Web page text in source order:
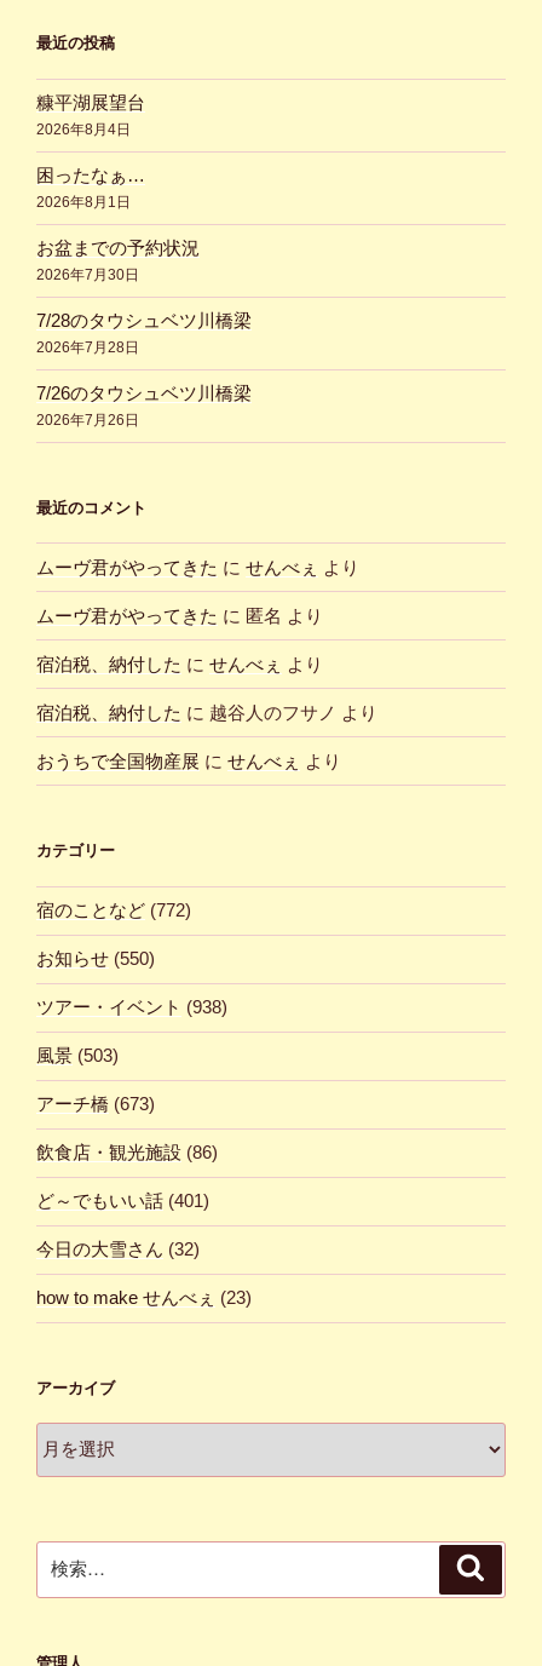
最近の投稿
糠平湖展望台
2026年8月4日
困ったなぁ…
2026年8月1日
お盆までの予約状況
2026年7月30日
7/28のタウシュベツ川橋梁
2026年7月28日
7/26のタウシュベツ川橋梁
2026年7月26日
最近のコメント
ムーヴ君がやってきた に せんべぇ より
ムーヴ君がやってきた に 匿名 より
宿泊税、納付した に せんべぇ より
宿泊税、納付した に 越谷人のフサノ より
おうちで全国物産展 に せんべぇ より
カテゴリー
宿のことなど (772)
お知らせ (550)
ツアー・イベント (938)
風景 (503)
アーチ橋 (673)
飲食店・観光施設 (86)
ど～でもいい話 (401)
今日の大雪さん (32)
how to make せんべぇ (23)
アーカイブ
ー
索: